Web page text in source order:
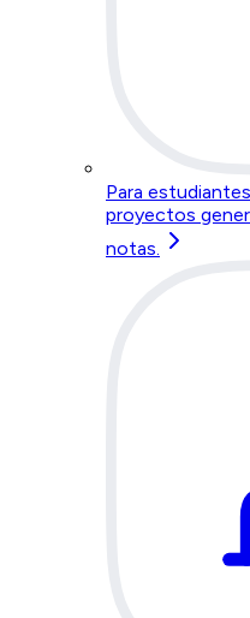
Para estudiantes
proyectos
notas.